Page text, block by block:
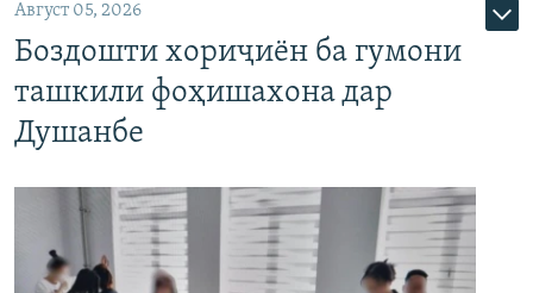
Август 05, 2026
Боздошти хориҷиён ба гумони
ташкили фоҳишахона дар
Душанбе